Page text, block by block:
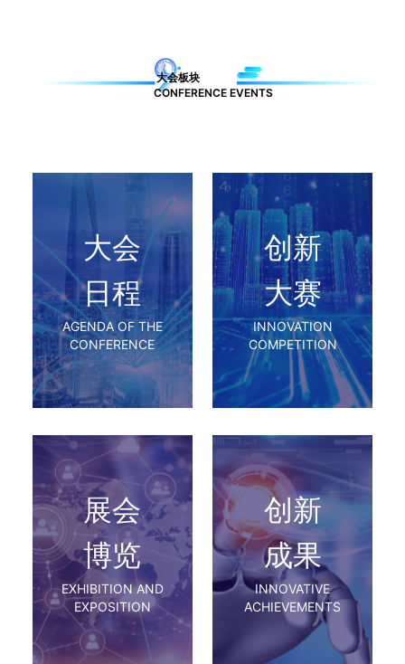
大会板块
CONFERENCE EVENTS
大会
日程
AGENDA OF THE
CONFERENCE
创新
大赛
INNOVATION
COMPETITION
展会
博览
EXHIBITION AND
EXPOSITION
创新
成果
INNOVATIVE
ACHIEVEMENTS